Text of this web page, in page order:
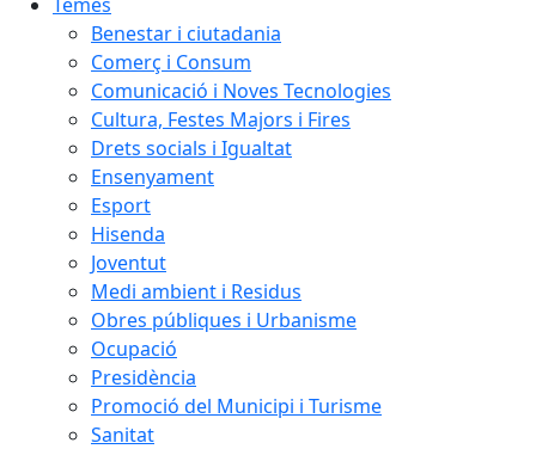
Benestar i ciutadania
Comerç i Consum
Comunicació i Noves Tecnologies
Cultura, Festes Majors i Fires
Drets socials i Igualtat
Ensenyament
Esport
Hisenda
Joventut
Medi ambient i Residus
Obres públiques i Urbanisme
Ocupació
Presidència
Promoció del Municipi i Turisme
Sanitat